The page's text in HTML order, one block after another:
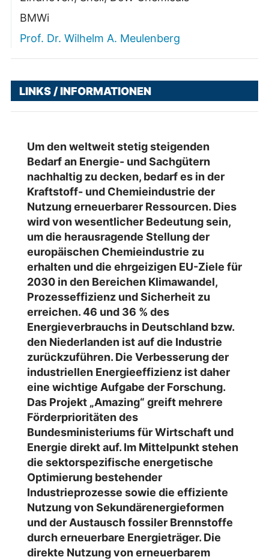
BMWi
Prof. Dr. Wilhelm A. Meulenberg
LINKS / INFORMATIONEN
Um den weltweit stetig steigenden
Bedarf an Energie- und Sachgütern
nachhaltig zu decken, bedarf es in der
Kraftstoff- und Chemieindustrie der
Nutzung erneuerbarer Ressourcen. Dies
wird von wesentlicher Bedeutung sein,
um die herausragende Stellung der
europäischen Chemieindustrie zu
erhalten und die ehrgeizigen EU-Ziele für
2030 in den Bereichen Klimawandel,
Prozesseffizienz und Sicherheit zu
erreichen. 46 und 36 % des
Energieverbrauchs in Deutschland bzw.
den Niederlanden ist auf die Industrie
zurückzuführen. Die Verbesserung der
industriellen Energieeffizienz ist daher
eine wichtige Aufgabe der Forschung.
Das Projekt „Amazing“ greift mehrere
Förderprioritäten des
Bundesministeriums für Wirtschaft und
Energie direkt auf. Im Mittelpunkt stehen
die sektorspezifische energetische
Optimierung bestehender
Industrieprozesse sowie die effiziente
Nutzung von Sekundärenergieformen
und der Austausch fossiler Brennstoffe
durch erneuerbare Energieträger. Die
direkte Nutzung von erneuerbarem